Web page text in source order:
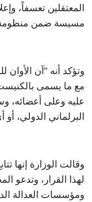
المعتقلين تعسفاً،
مسيسة ضمن منظومة
وتؤكد أنه “آن
مع ما يسمى
عليه وعلى أعضائه،
البرلماني الدولي،
وقالت الوزارة إنها
لهذا القرار، وتدعو
ومؤسسات العدالة